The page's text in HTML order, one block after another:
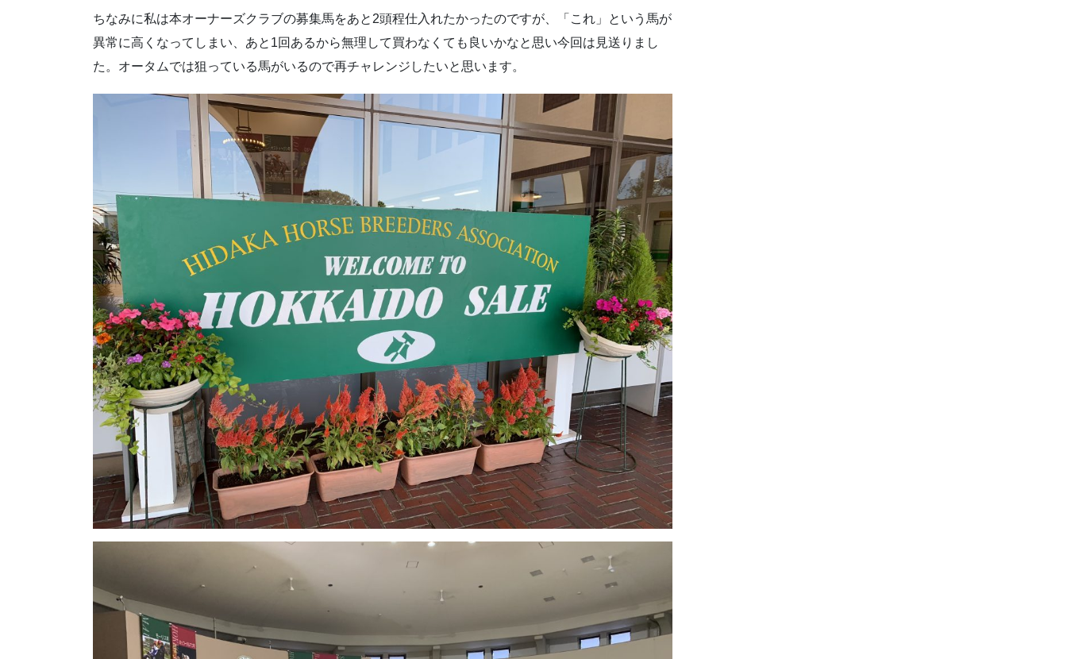
ちなみに私は本オーナーズクラブの募集馬をあと2頭程仕入れたかったのですが、「これ」という馬が
異常に高くなってしまい、あと1回あるから無理して買わなくても良いかなと思い今回は見送りまし
た。オータムでは狙っている馬がいるので再チャレンジしたいと思います。